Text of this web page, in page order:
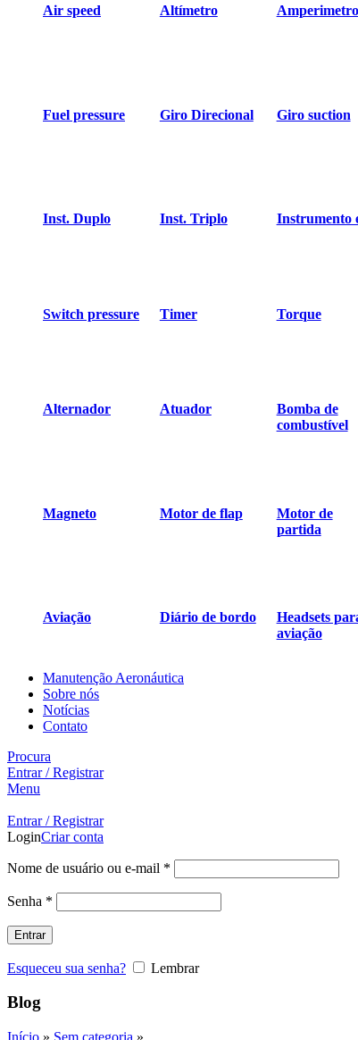
Air speed Altímetro Amperimetro
Fuel pressure Giro Direcional Giro suction
Inst. Duplo Inst. Triplo Instrumento
Switch pressure Timer Torque
Alternador Atuador
Bomba de
combustível
Magneto Motor de flap
Motor de
partida
Aviação Diário de bordo
Headsets
aviação
Manutenção Aeronáutica
Sobre nós
Notícias
Contato
Procura
Entrar / Registrar
Menu
Entrar / Registrar
LoginCriar conta
Nome de usuário ou e-mail *
Senha *
Entrar
Esqueceu sua senha? Lembrar
Blog